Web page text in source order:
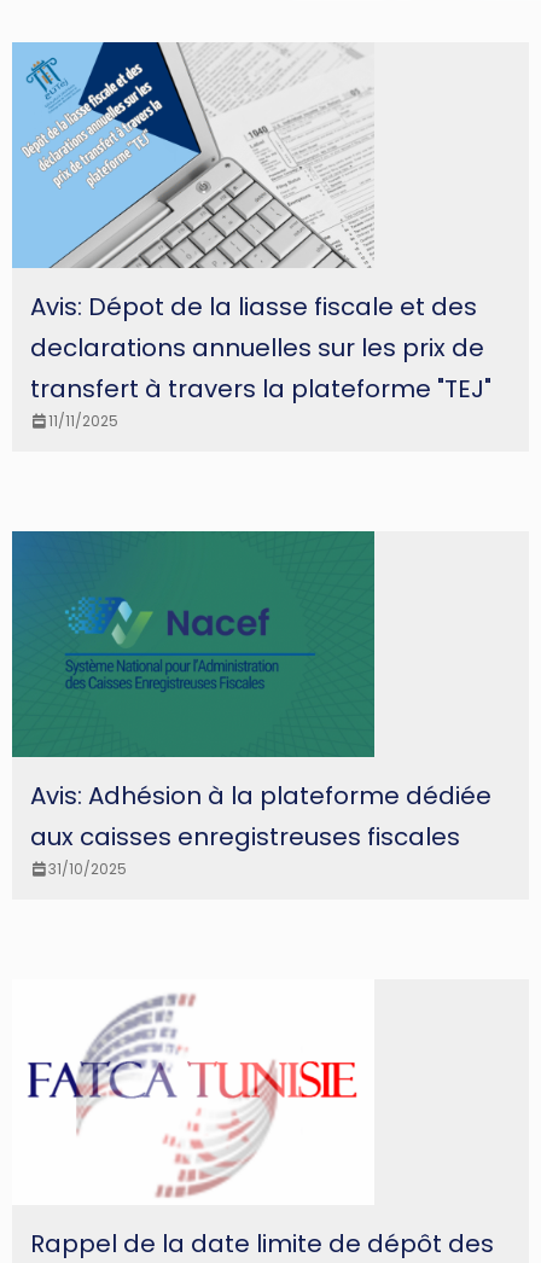
Avis: Dépot de la liasse fiscale et des
declarations annuelles sur les prix de
transfert à travers la plateforme "TEJ"
11/11/2025
Avis: Adhésion à la plateforme dédiée
aux caisses enregistreuses fiscales
31/10/2025
Rappel de la date limite de dépôt des